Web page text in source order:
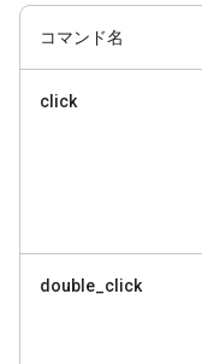
コマンド名
click
double_click